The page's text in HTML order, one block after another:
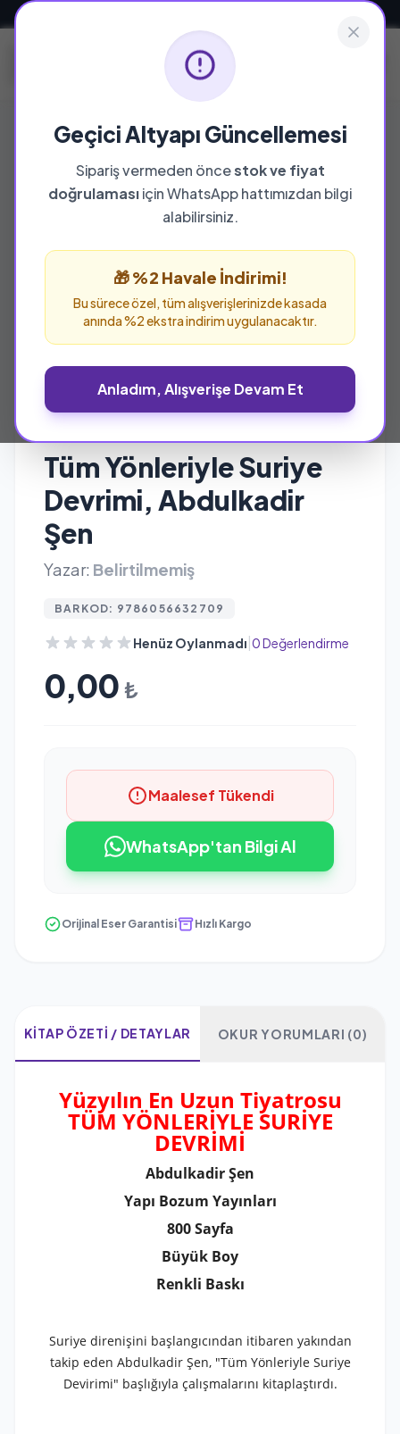
Geçici Altyapı Güncellemesi
Sipariş vermeden öncestok ve fiyat
doğrulamasıiçin WhatsApp hattımızdan bilgi
alabilirsiniz.
🎁 %2 Havale İndirimi!
Bu sürece özel, tüm alışverişlerinizde kasada
anında %2 ekstra indirim uygulanacaktır.
Anladım, Alışverişe Devam Et
Tüm Yönleriyle Suriye
Devrimi, Abdulkadir
Şen
Yazar: Belirtilmemiş
BARKOD: 9786056632709
Henüz Oylanmadı 0 Değerlendirme
0,00 ₺
Maalesef Tükendi
WhatsApp'tan Bilgi Al
Orijinal Eser Garantisi Hızlı Kargo
KITAP ÖZETI / DETAYLAR OKUR YORUMLARI (0)
Yüzyılın En Uzun Tiyatrosu
TÜM YÖNLERİYLE SURİYE
DEVRİMİ
Abdulkadir Şen
Yapı Bozum Yayınları
800 Sayfa
Büyük Boy
Renkli Baskı
Suriye direnişini başlangıcından itibaren yakından
takip eden Abdulkadir Şen, "Tüm Yönleriyle Suriye
Devirimi" başlığıyla çalışmalarını kitaplaştırdı.